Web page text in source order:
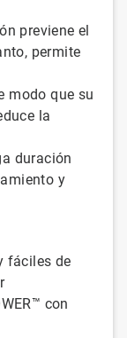
previene el
permite
modo que su
la
duración
y
fáciles de
con